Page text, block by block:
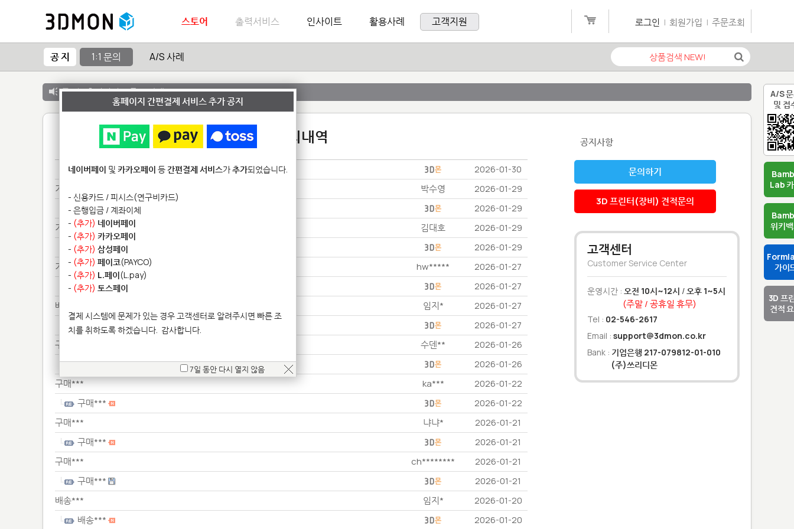
A/S
및 접
Lab
위키
가이
3D 프
견적
스토어 출력서비스 인사이트 활용사례 고객지원 로그인 | 회원가입 | 주문조회
공 지 1:1 문의 A/S 사례
공 지 :출력서비스 종료 안내
1:1 문의내역
구매*** 2026-01-30
기타************** 박수영 2026-01-29
기타************** 2026-01-29
기타************** 김대호 2026-01-29
기타************** 2026-01-29
기타************** hw***** 2026-01-27
기타************** 2026-01-27
배송*** 임지* 2026-01-27
배송*** 2026-01-27
구매*** 수덴** 2026-01-26
구매*** 2026-01-26
구매*** ka*** 2026-01-22
구매*** 2026-01-22
구매*** 냐냐* 2026-01-21
구매*** 2026-01-21
구매*** ch******** 2026-01-21
구매*** 2026-01-21
배송*** 임지* 2026-01-20
배송*** 2026-01-20
공지사항
문의하기
3D 프린터(장비) 견적문의
고객센터
Customer Service Center
운영시간 : 오전 10시~12시 /오후 1~5시
(주말 / 공휴일 휴무)
Tel : 02-546-2617
Email : support@3dmon.co.kr
Bank : 기업은행 217-079812-01-010
(주)쓰리디몬
홈페이지 간편결제 서비스 추가 공지
네이버페이 및 카카오페이 등간편결제 서비스가추가되었습니다.
- 신용카드 / 피시스(연구비카드)
- 은행입금 / 계좌이체
- (추가) 네이버페이
- (추가) 카카오페이
- (추가) 삼성페이
- (추가) 페이코(PAYCO)
- (추가) L.페이(L.pay)
- (추가) 토스페이
결제 시스템에 문제가 있는 경우 고객센터로 알려주시면 빠른 조
치를 취하도록 하겠습니다. 감사합니다.
7일 동안 다시 열지 않음